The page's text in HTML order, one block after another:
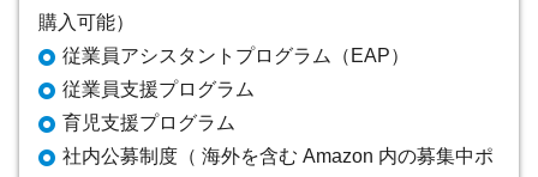
購入可能）
従業員アシスタントプログラム（EAP）
従業員支援プログラム
育児支援プログラム
社内公募制度（ 海外を含む Amazon 内の募集中ポ